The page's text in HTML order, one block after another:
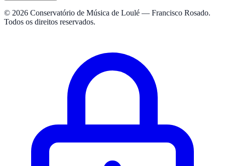
© 2026 Conservatório de Música de Loulé — Francisco Rosado.
Todos os direitos reservados.